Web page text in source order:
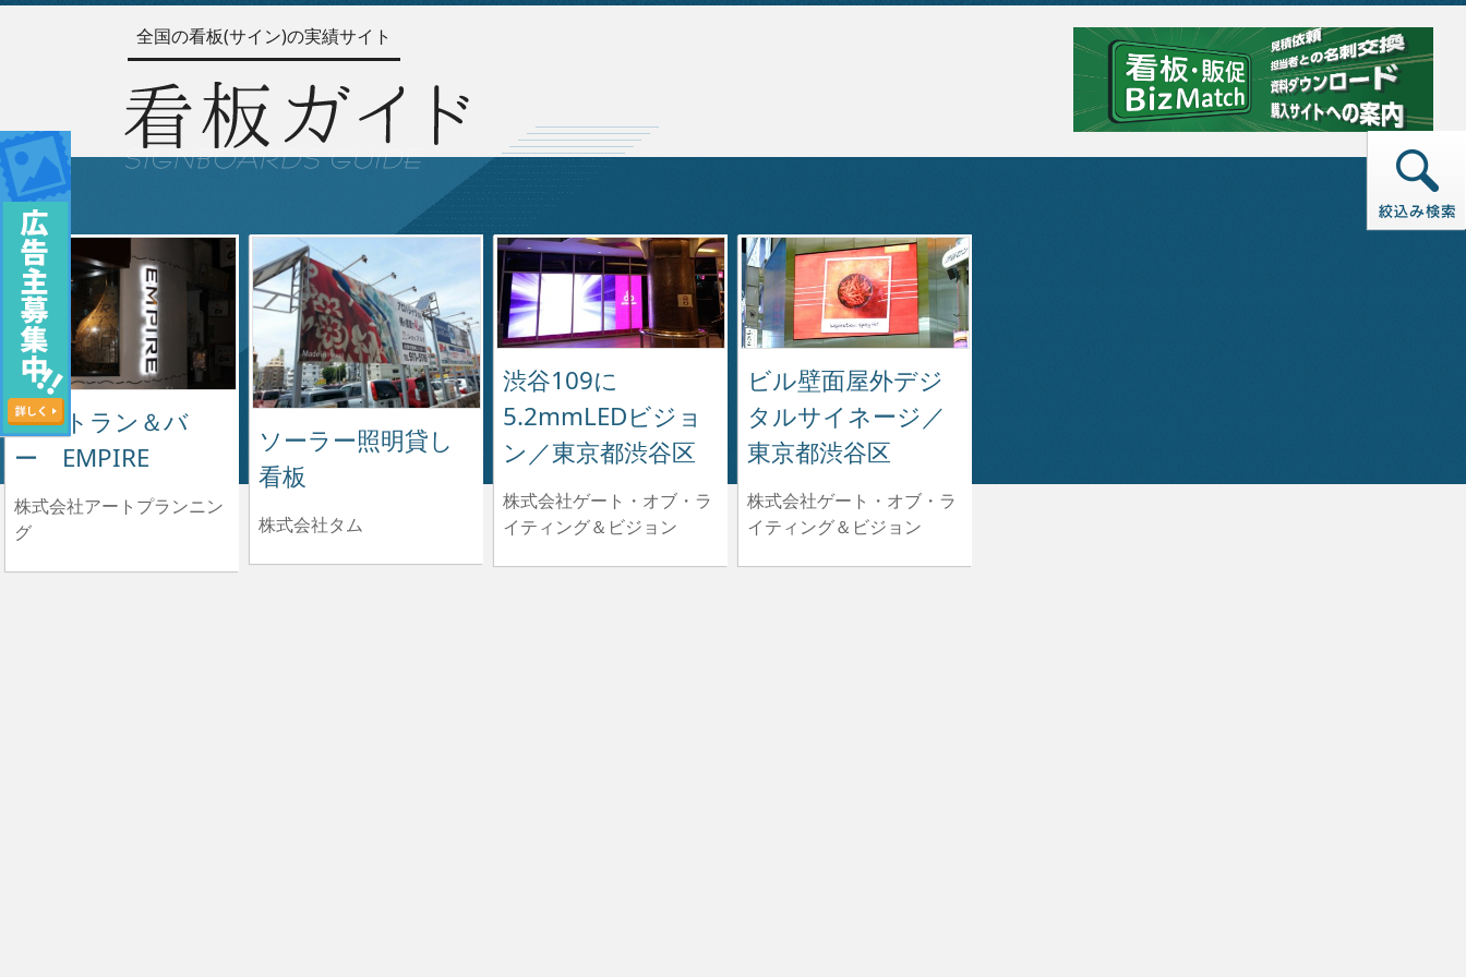
全国の看板(サイン)の実績サイト
レストラン＆バ
ー EMPIRE
株式会社アートプランニン
グ
ソーラー照明貸し
看板
株式会社タム
渋谷109に
5.2mmLEDビジョ
ン／東京都渋谷区
株式会社ゲート・オブ・ラ
イティング＆ビジョン
ビル壁面屋外デジ
タルサイネージ／
東京都渋谷区
株式会社ゲート・オブ・ラ
イティング＆ビジョン